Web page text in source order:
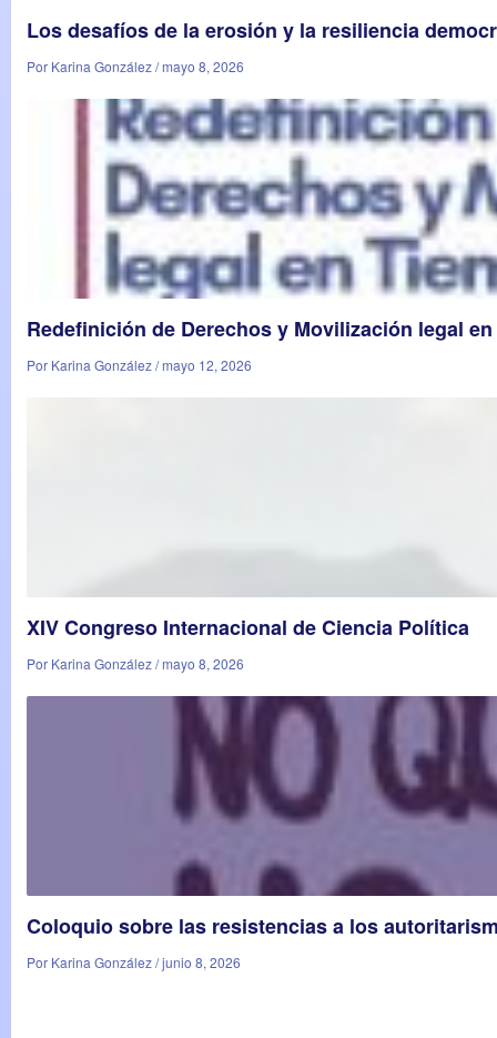
Los desafíos de la erosión y la resiliencia
Por Karina González / mayo 8, 2026
Redefinición de Derechos y Movilización legal
Por Karina González / mayo 12, 2026
XIV Congreso Internacional de Ciencia Política
Por Karina González / mayo 8, 2026
Coloquio sobre las resistencias a los
Por Karina González / junio 8, 2026